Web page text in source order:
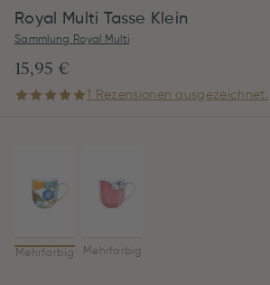
Royal Multi Tasse Klein
Sammlung Royal Multi
15,95 €
1 Rezensionen ausgezeichnet.
Mehrfarbig Mehrfarbig